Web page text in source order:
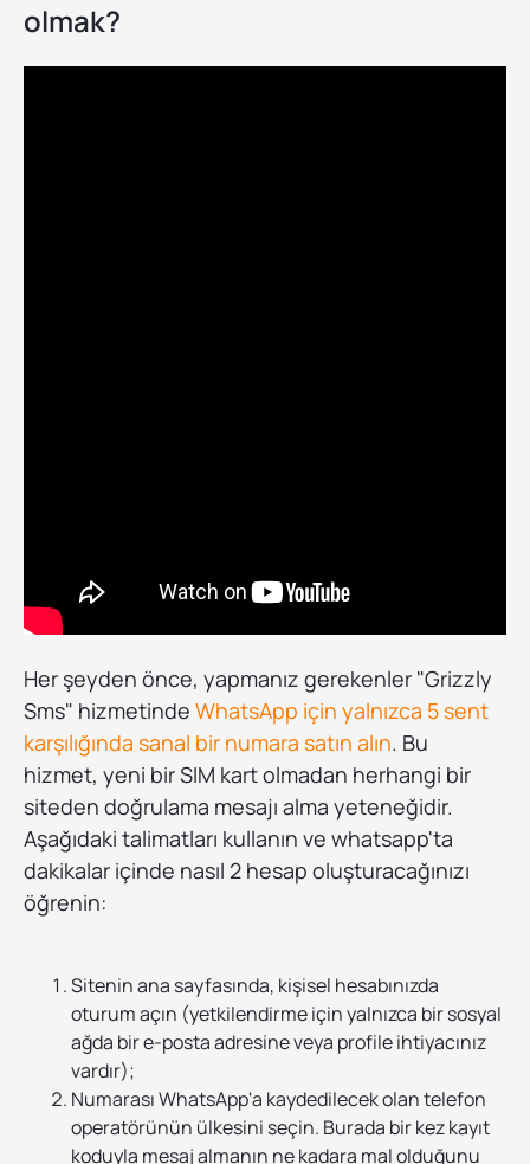
olmak?
Her şeyden önce, yapmanız gerekenler "Grizzly
Sms" hizmetinde WhatsApp için yalnızca 5 sent
karşılığında sanal bir numara satın alın. Bu
hizmet, yeni bir SIM kart olmadan herhangi bir
siteden doğrulama mesajı alma yeteneğidir.
Aşağıdaki talimatları kullanın ve whatsapp'ta
dakikalar içinde nasıl 2 hesap oluşturacağınızı
öğrenin:
Sitenin ana sayfasında, kişisel hesabınızda
oturum açın (yetkilendirme için yalnızca bir sosyal
ağda bir e-posta adresine veya profile ihtiyacınız
vardır);
Numarası WhatsApp'a kaydedilecek olan telefon
operatörünün ülkesini seçin. Burada bir kez kayıt
koduyla mesaj almanın ne kadara mal olduğunu